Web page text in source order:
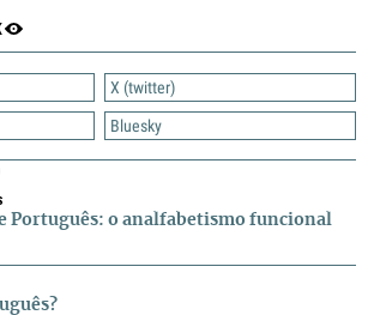
X (twitter)
Bluesky
Português: o analfabetismo funcional